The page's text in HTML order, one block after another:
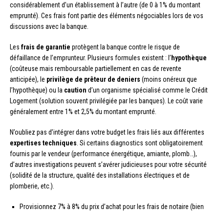
considérablement d’un établissement à l’autre (de 0 à 1% du montant
emprunté). Ces frais font partie des éléments négociables lors de vos
discussions avec la banque.
Les frais de garantie protègent la banque contre le risque de
défaillance de l’emprunteur. Plusieurs formules existent : l’ hypothèque
(coûteuse mais remboursable partiellement en cas de revente
anticipée), le privilège de prêteur de deniers (moins onéreux que
l’hypothèque) ou la caution d’un organisme spécialisé comme le Crédit
Logement (solution souvent privilégiée par les banques). Le coût varie
généralement entre 1% et 2,5% du montant emprunté.
N’oubliez pas d’intégrer dans votre budget les frais liés aux différentes
expertises techniques . Si certains diagnostics sont obligatoirement
fournis par le vendeur (performance énergétique, amiante, plomb…),
d’autres investigations peuvent s’avérer judicieuses pour votre sécurité
(solidité de la structure, qualité des installations électriques et de
plomberie, etc.).
Provisionnez 7% à 8% du prix d’achat pour les frais de notaire (bien